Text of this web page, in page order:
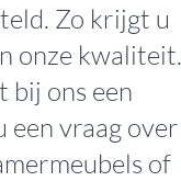
Zo krijgt u
onze
bij ons een
een vraag over
of